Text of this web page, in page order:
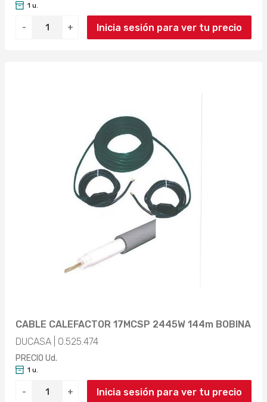
- +
1 u.
Inicia sesión para ver tu precio
CABLE CALEFACTOR 17MCSP 2445W 144m BOBINA
DUCASA | 0.525.474
PRECIO Ud.
- +
1 u.
Inicia sesión para ver tu precio